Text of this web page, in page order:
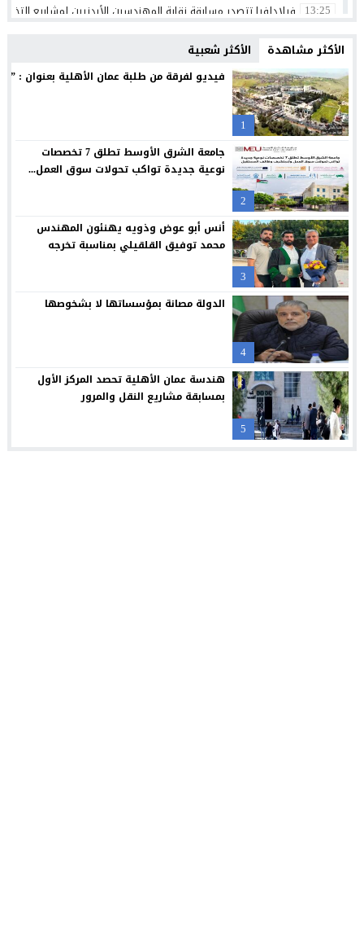
13:25 فيلادلفيا تتصدر مسابقة نقابة المهندسين الأردنيين لمشاريع
الرواد ضمن قائمة فوربس لأقوى الرؤساء التنفيذيين في الشرق
13:11 الجامعات الأردنية… استثمار في الإنسان وصناعة المستقبل
00:36 ذكرى تولي الشيخ زايد بن سلطان ال نهيان مقاليد الحكم في أبو
20:02 الإعلامي أحمد القاسم يشكر الفريق الطبي في مستشفى البشير
23:16 مركز جامعة الزيتونة الأردنية الصحي يعزز خدماته المجانية ويواصل
23:12 جامعة الزيتونة الأردنية تحتفل بتخريج الفوج الثلاثين من طلبتها
21:09 “العلوم التطبيقية” تحتضن “بالعربي – عمّان”.. ملتقى المبدعين
الأكثر مشاهدة الأكثر شعبية
1
فيديو لفرقة من طلبة عمان الأهلية بعنوان : ”
2
جامعة الشرق الأوسط تطلق 7 تخصصات
نوعية جديدة تواكب تحولات سوق العمل...
3
أنس أبو عوض وذويه يهنئون المهندس
محمد توفيق القلقيلي بمناسبة تخرجه
4
الدولة مصانة بمؤسساتها لا بشخوصها
5
هندسة عمان الأهلية تحصد المركز الأول
بمسابقة مشاريع النقل والمرور